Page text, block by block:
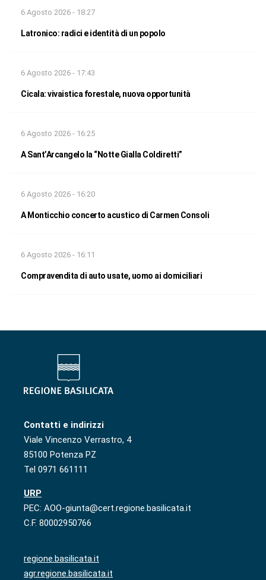
6 Agosto 2026 - 18:27
Latronico: radici e identità di un popolo
6 Agosto 2026 - 17:43
Cicala: vivaistica forestale, nuova opportunità
6 Agosto 2026 - 16:25
A Sant’Arcangelo la “Notte Gialla Coldiretti”
6 Agosto 2026 - 16:20
A Monticchio concerto acustico di Carmen Consoli
6 Agosto 2026 - 16:11
Compravendita di auto usate, uomo ai domiciliari
Contatti e indirizzi
Viale Vincenzo Verrastro, 4
85100 Potenza PZ
Tel 0971 661111
URP
PEC: AOO-giunta@cert.regione.basilicata.it
C.F. 80002950766
regione.basilicata.it
agr.regione.basilicata.it